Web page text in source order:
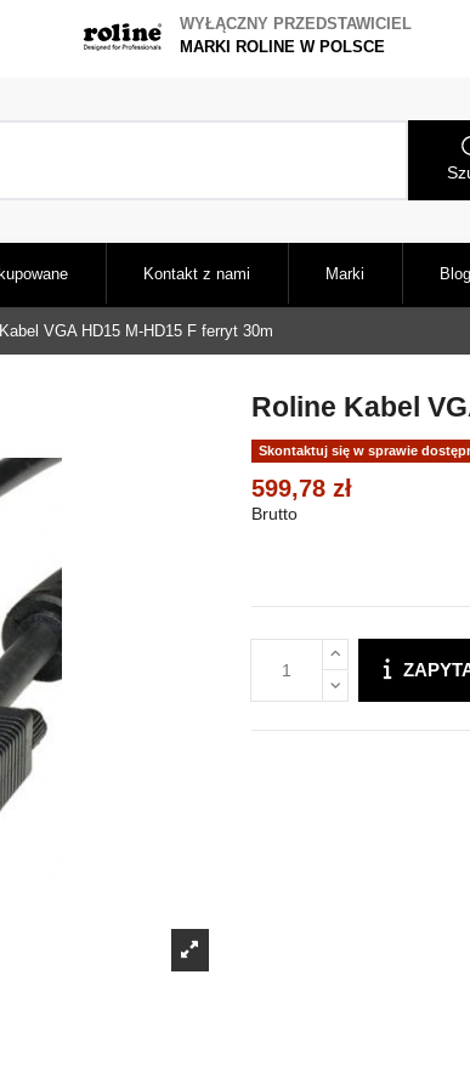
WYŁĄCZNY PRZEDSTAWICIEL
MARKI ROLINE W POLSCE
Kontakt z nami Marki Blog
VGA HD15 M-HD15 F ferryt 30m
Roline Kabel
Skontaktuj się w sprawie
599,78 zł
Brutto